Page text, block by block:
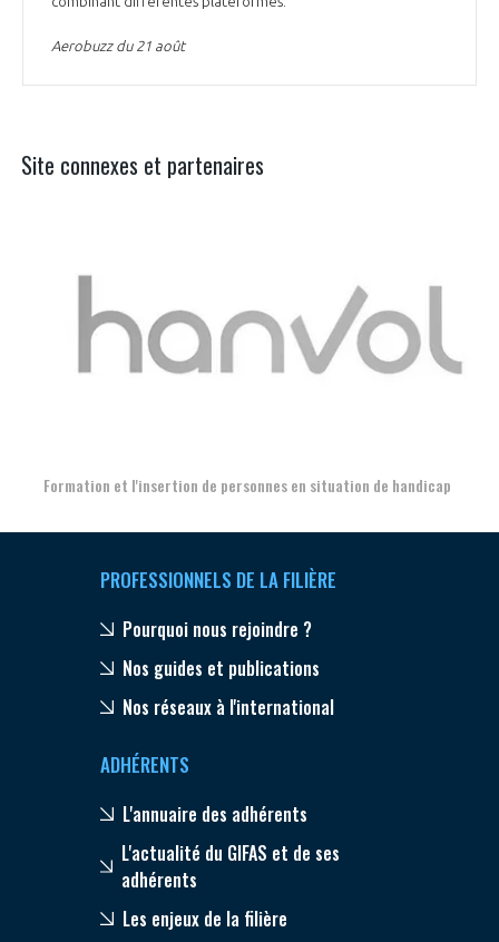
Aerobuzz du 21 août
Site connexes et partenaires
Formation et l'insertion de personnes en situation de handicap
PROFESSIONNELS DE LA FILIÈRE
Pourquoi nous rejoindre ?
Nos guides et publications
Nos réseaux à l'international
ADHÉRENTS
L'annuaire des adhérents
L'actualité du GIFAS et de ses
adhérents
Les enjeux de la filière